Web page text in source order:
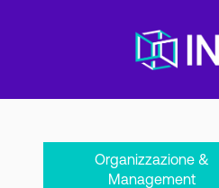
Organizzazione &
Management